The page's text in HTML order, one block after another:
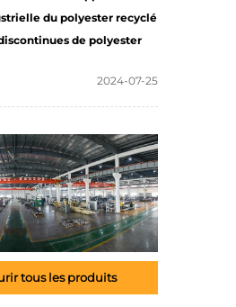
du polyester recyclé
de polyester
2024-07-25
tous les produits